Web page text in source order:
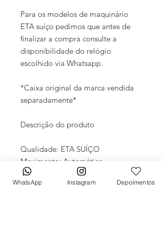
Para os modelos de maquinário
ETA suíço pedimos que antes de
finalizar a compra consulte a
disponibilidade do relógio
escolhido via Whatsapp.
*Caixa original da marca vendida
separadamente*
Descrição do produto
Qualidade: ETA SUÍÇO
Movimento: Automático
Diâmetro: 41mm
Vidro: Cristal Safira
WhatsApp Instagram Depoimentos